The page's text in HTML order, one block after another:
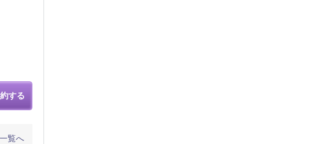
する
一覧へ